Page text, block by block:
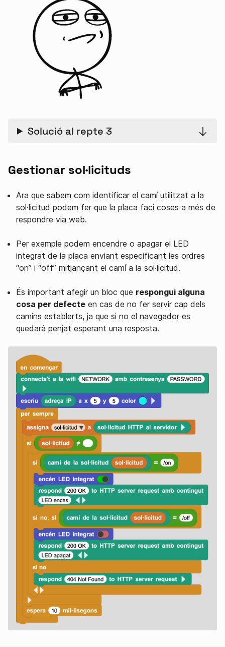
Solució al repte 3
Gestionar sol·licituds
Ara que sabem com identificar el camí utilitzat a la
sol·licitud podem fer que la placa faci coses a més de
respondre via web.
Per exemple podem encendre o apagar el LED
integrat de la placa enviant especificant les ordres
“on” i “off” mitjançant el camí a la sol·licitud.
És important afegir un bloc que respongui alguna
cosa per defecte en cas de no fer servir cap dels
camins establerts, ja que si no el navegador es
quedarà penjat esperant una resposta.